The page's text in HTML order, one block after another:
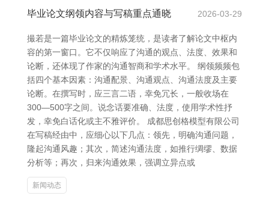
毕业论文纲领内容与写稿重点通晓 2026-03-29
撮若是一篇毕业论文的精炼笼统，是读者了解论文中枢内
容的第一窗口。它不仅响应了沟通的观点、法度、效果和
论断，还体现了作家的沟通智商和学术水平。 纲领频频包
括四个基本因素：沟通配景、沟通观点、沟通法度及主要
论断。在撰写时，应三言二语，幸免冗长，一般收场在
300—500字之间。说念话要准确、法度，使用学术性抒
发，幸免白话化或主不雅评价。 成都思创格模型有限公司
在写稿经由中，应细心以下几点：领先，明确沟通问题，
隆起沟通风趣；其次，简述沟通法度，如推行绸缪、数据
分析等；再次，归来沟通效果，强调立异点或
新闻动态